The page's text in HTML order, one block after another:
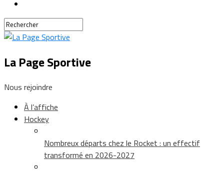
La Page Sportive
Nous rejoindre
À l’affiche
Hockey
Nombreux départs chez le Rocket : un effectif
transformé en 2026-2027